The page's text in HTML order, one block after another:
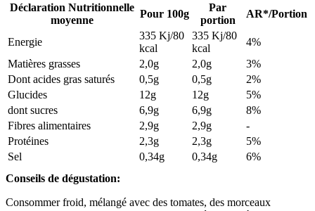
Déclaration Nutritionnelle
moyenne
Pour 100g
Par
portion
AR*/Portion
Energie
335 Kj/80
kcal
335 Kj/80
kcal
4%
Matières grasses
2,0g 2,0g
3%
Dont acides gras saturés
0,5g 0,5g
2%
Glucides
12g 12g
5%
dont sucres
6,9g 6,9g
8%
Fibres alimentaires
2,9g 2,9g
-
Protéines
2,3g 2,3g
5%
Sel
0,34g 0,34g
6%
Conseils de dégustation:
Consommer froid, mélangé avec des tomates, des morceaux